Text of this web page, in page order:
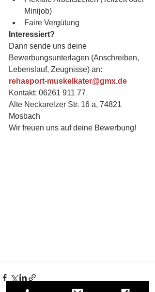
Minijob)
Faire Vergütung
Interessiert?
Dann sende uns deine
Bewerbungsunterlagen (Anschreiben,
Lebenslauf, Zeugnisse) an:
rehasport-muskelkater@gmx.de
Kontakt: 06261 911 77
Alte Neckarelzer Str. 16 a, 74821
Mosbach
Wir freuen uns auf deine Bewerbung!